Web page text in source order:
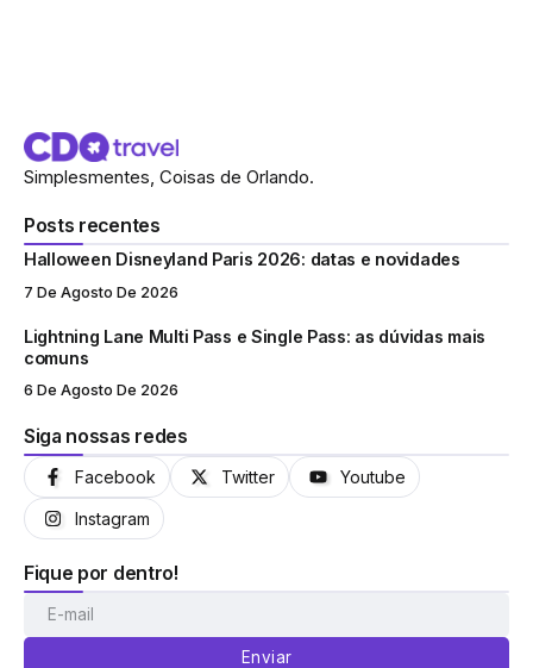
Simplesmentes, Coisas de Orlando.
Posts recentes
Halloween Disneyland Paris 2026: datas e novidades
7 De Agosto De 2026
Lightning Lane Multi Pass e Single Pass: as dúvidas mais
comuns
6 De Agosto De 2026
Siga nossas redes
Facebook Twitter Youtube
Instagram
Fique por dentro!
Enviar